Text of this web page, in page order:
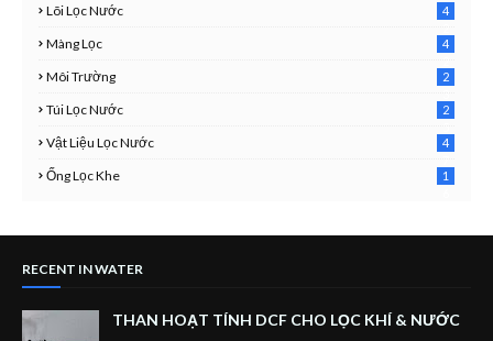
Lõi Lọc Nước
4
Màng Lọc
4
Môi Trường
2
Túi Lọc Nước
2
Vật Liệu Lọc Nước
4
Ống Lọc Khe
1
RECENT IN WATER
THAN HOẠT TÍNH DCF CHO LỌC KHÍ & NƯỚC